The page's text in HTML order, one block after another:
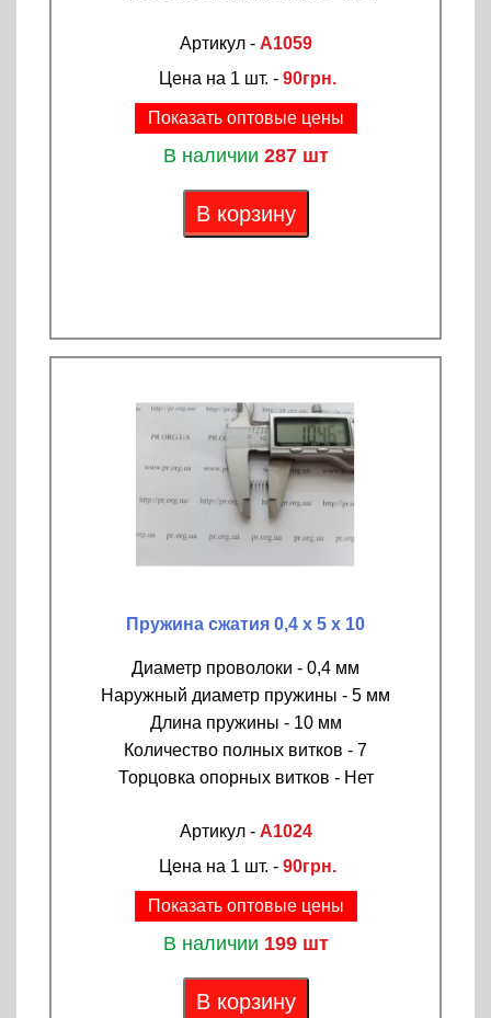
Артикул - A1059
Цена на 1 шт. - 90грн.
Показать оптовые цены
В наличии 287 шт
В корзину
Пружина сжатия 0,4 х 5 х 10
Диаметр проволоки - 0,4 мм
Наружный диаметр пружины - 5 мм
Длина пружины - 10 мм
Количество полных витков - 7
Торцовка опорных витков - Нет
Артикул - A1024
Цена на 1 шт. - 90грн.
Показать оптовые цены
В наличии 199 шт
В корзину